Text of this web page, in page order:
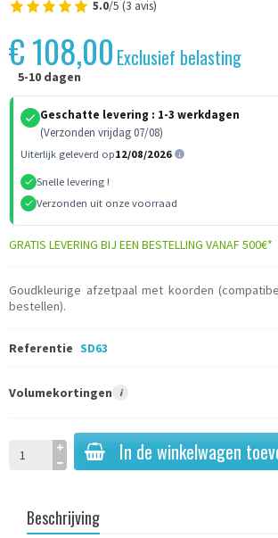
5.0/5 (3 avis)
€ 108,00 Exclusief belasting
5-10 dagen
Geschatte levering : 1-3 werkdagen
(Verzonden vrijdag 07/08)
Uiterlijk geleverd op12/08/2026
Snelle levering !
Verzonden uit onze voorraad
GRATIS LEVERING BIJ EEN BESTELLING VANAF 500€*
Goudkleurige afzetpaal met koorden
bestellen).
Referentie SD63
Volumekortingen i
In de winkelwagen
Beschrijving